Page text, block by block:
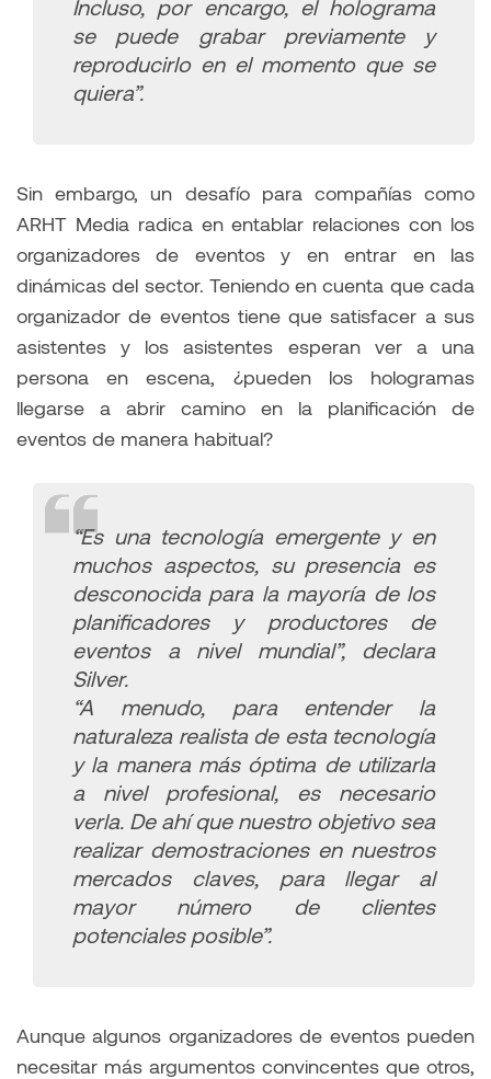
Incluso, por encargo, el holograma
se puede grabar previamente y
reproducirlo en el momento que se
quiera”.
Sin embargo, un desafío para compañías como
ARHT Media radica en entablar relaciones con los
organizadores de eventos y en entrar en las
dinámicas del sector. Teniendo en cuenta que cada
organizador de eventos tiene que satisfacer a sus
asistentes y los asistentes esperan ver a una
persona en escena, ¿pueden los hologramas
llegarse a abrir camino en la planificación de
eventos de manera habitual?
“Es una tecnología emergente y en
muchos aspectos, su presencia es
desconocida para la mayoría de los
planificadores y productores de
eventos a nivel mundial”,declara
Silver.
“A menudo, para entender la
naturaleza realista de esta tecnología
y la manera más óptima de utilizarla
a nivel profesional, es necesario
verla. De ahí que nuestro objetivo sea
realizar demostraciones en nuestros
mercados claves, para llegar al
mayor número de clientes
potenciales posible”.
Aunque algunos organizadores de eventos pueden
necesitar más argumentos convincentes que otros,